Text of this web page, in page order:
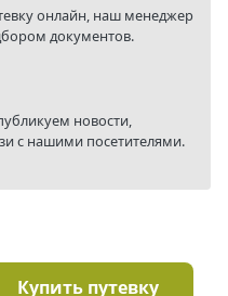
Купить путевку
онлайн, наш менеджер
документов.
новости,
с нашими посетителями.